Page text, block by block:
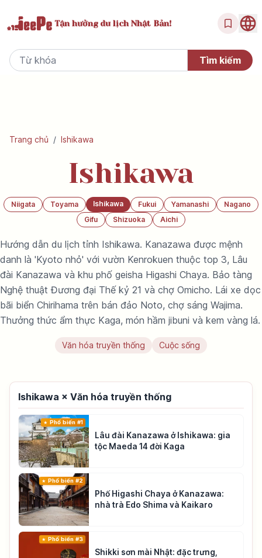
Tận hưởngdu lịch Nhật Bản!
Trang chủ / Ishikawa
Ishikawa
Niigata Toyama Ishikawa Fukui Yamanashi
Nagano
Gifu
Shizuoka Aichi
Hướng dẫn du lịch tỉnh Ishikawa. Kanazawa được mệnh
danh là 'Kyoto nhỏ' với vườn Kenrokuen thuộc top 3, Lâu
đài Kanazawa và khu phố geisha Higashi Chaya. Bảo tàng
Nghệ thuật Đương đại Thế kỷ 21 và chợ Omicho. Lái xe dọc
bãi biển Chirihama trên bán đảo Noto, chợ sáng Wajima.
Thưởng thức ẩm thực Kaga, món hầm jibuni và kem vàng lá.
Văn hóa truyền thống Cuộc sống
Ishikawa × Văn hóa truyền thống
Phổ biến #1
Lâu đài Kanazawa ở Ishikawa: gia
tộc Maeda 14 đời Kaga
Phổ biến #2
Phố Higashi Chaya ở Kanazawa:
nhà trà Edo Shima và Kaikaro
Phổ biến #3
Shikki sơn mài Nhật: đặc trưng,